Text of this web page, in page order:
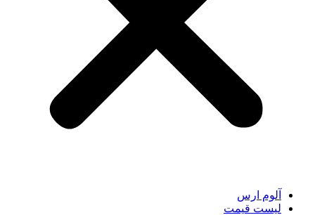
آلوم ارس
لیست قیمت